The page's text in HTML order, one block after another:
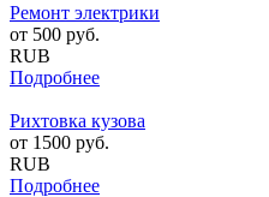
Ремонт электрики
от 500 руб.
RUB
Подробнее
Рихтовка кузова
от 1500 руб.
RUB
Подробнее